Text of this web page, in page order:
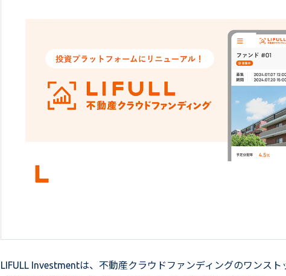
LIFULL Investmentは、不動産クラウドファンディングのワンス